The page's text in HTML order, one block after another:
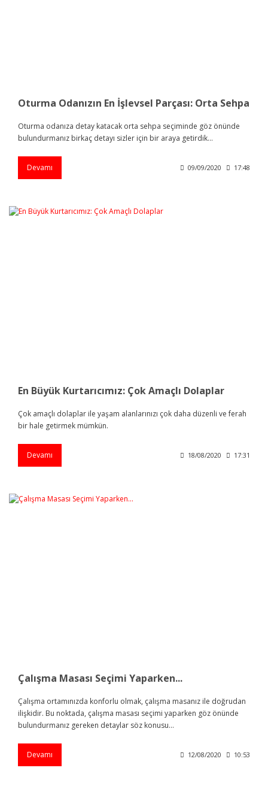
Oturma Odanızın En İşlevsel Parçası: Orta Sehpa
Oturma odanıza detay katacak orta sehpa seçiminde göz önünde
bulundurmanız birkaç detayı sizler için bir araya getirdik...
Devamı 09/09/2020 17:48
En Büyük Kurtarıcımız: Çok Amaçlı Dolaplar
Çok amaçlı dolaplar ile yaşam alanlarınızı çok daha düzenli ve ferah
bir hale getirmek mümkün.
Devamı 18/08/2020 17:31
Çalışma Masası Seçimi Yaparken...
Çalışma ortamınızda konforlu olmak, çalışma masanız ile doğrudan
ilişkidir. Bu noktada, çalışma masası seçimi yaparken göz önünde
bulundurmanız gereken detaylar söz konusu...
Devamı 12/08/2020 10:53